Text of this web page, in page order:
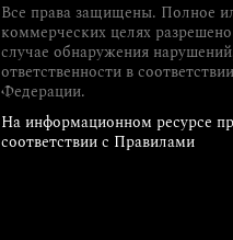
Все права защищены. Полное
коммерческих целях
случае обнаружения
ответственности в
Федерации.
На информационном ресурсе
соответствии с Правилами